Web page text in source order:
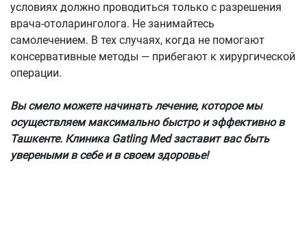
условиях должно проводиться только с разрешения
врача-отоларинголога. Не занимайтесь
самолечением. В тех случаях, когда не помогают
консервативные методы — прибегают к хирургической
операции.
Вы смело можете начинать лечение, которое мы
осуществляем максимально быстро и эффективно в
Ташкенте. Клиника Gatling Med заставит вас быть
увереными в себе и в своем здоровье!